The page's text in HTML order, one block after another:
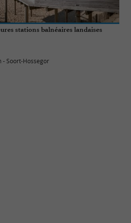
stations balnéaires landaises
- Soort-Hossegor